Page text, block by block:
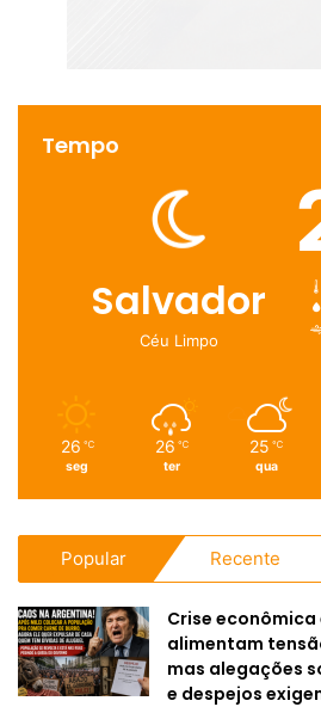
Tempo
Salvador
Céu Limpo
26 ℃
seg
26 ℃
ter
25 ℃
qua
Popular Recente
Crise econômica
alimentam
mas alegações
e despejos